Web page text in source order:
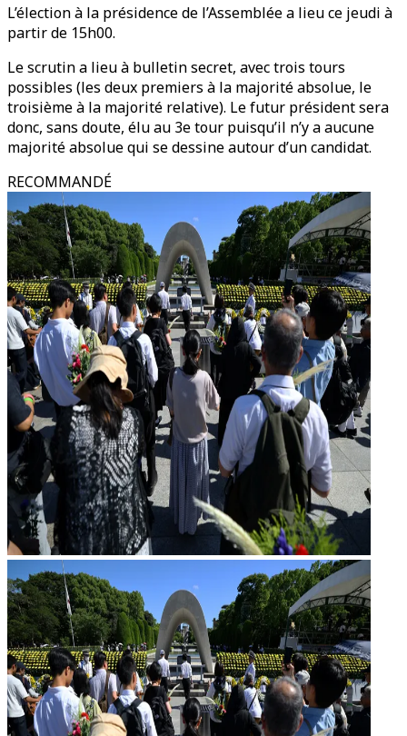
L’élection à la présidence de l’Assemblée a lieu ce jeudi à
partir de 15h00.
Le scrutin a lieu à bulletin secret, avec trois tours
possibles (les deux premiers à la majorité absolue, le
troisième à la majorité relative). Le futur président sera
donc, sans doute, élu au 3e tour puisqu’il n’y a aucune
majorité absolue qui se dessine autour d’un candidat.
RECOMMANDÉ